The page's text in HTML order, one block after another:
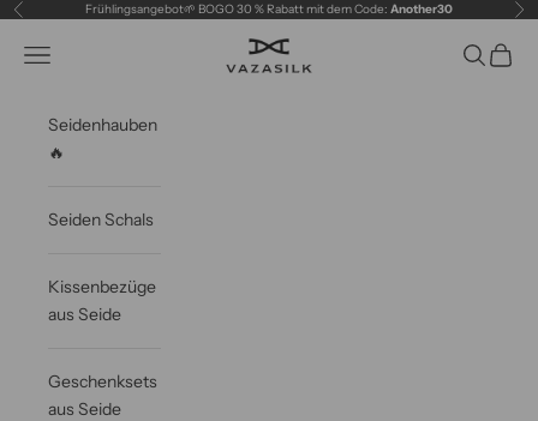
Zum Inhalt springen
Zurück Frühlingsangebot🌱 BOGO 30 % Rabatt mit dem Code: Another30 Vor
VAZASILK
Navigationsmenü öffnen Suche
Seidenhauben
🔥
Seiden Schals
Kissenbezüge
aus Seide
Geschenksets
aus Seide